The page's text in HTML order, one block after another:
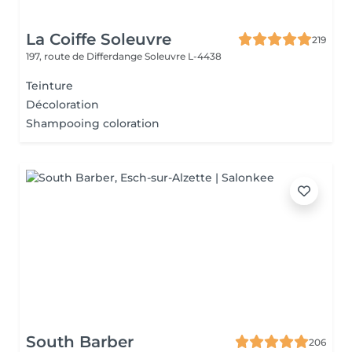
La Coiffe Soleuvre
219
197, route de Differdange Soleuvre L-4438
Teinture
Décoloration
Shampooing coloration
South Barber
206